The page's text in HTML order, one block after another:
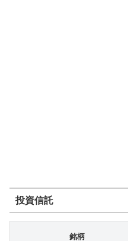
投資信託
銘柄